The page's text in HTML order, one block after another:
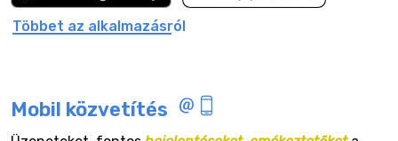
Többet az alkalmazásról
Mobil közvetítés